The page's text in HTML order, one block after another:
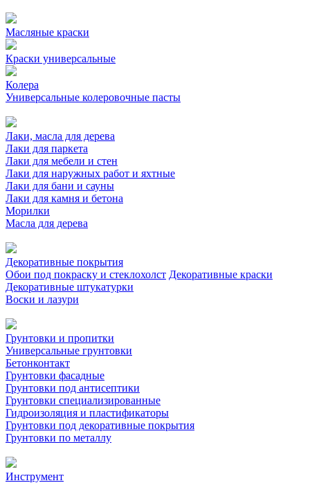
Масляные краски
Краски универсальные
Колера
Универсальные колеровочные пасты
Лаки, масла для дерева
Лаки для паркета
Лаки для мебели и стен
Лаки для наружных работ и яхтные
Лаки для бани и сауны
Лаки для камня и бетона
Морилки
Масла для дерева
Декоративные покрытия
Обои под покраску и стеклохолст Декоративные краски
Декоративные штукатурки
Воски и лазури
Грунтовки и пропитки
Универсальные грунтовки
Бетонконтакт
Грунтовки фасадные
Грунтовки под антисептики
Грунтовки специализированные
Гидроизоляция и пластификаторы
Грунтовки под декоративные покрытия
Грунтовки по металлу
Инструмент